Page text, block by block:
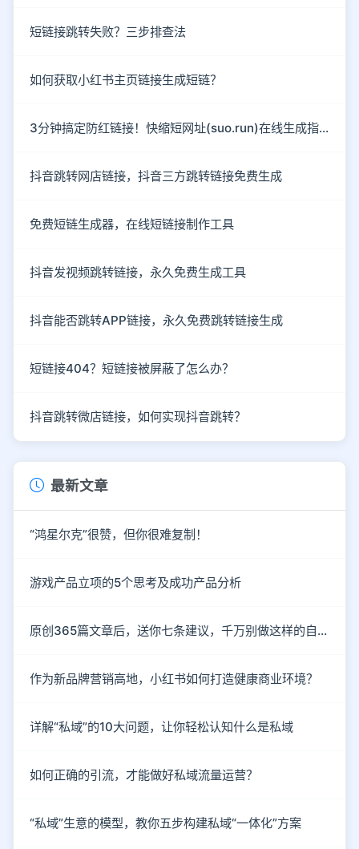
短链接跳转失败？三步排查法
如何获取小红书主页链接生成短链？
3分钟搞定防红链接！快缩短网址(suo.run)在线生成指南
抖音跳转网店链接，抖音三方跳转链接免费生成
免费短链生成器，在线短链接制作工具
抖音发视频跳转链接，永久免费生成工具
抖音能否跳转APP链接，永久免费跳转链接生成
短链接404？短链接被屏蔽了怎么办？
抖音跳转微店链接，如何实现抖音跳转？
最新文章
“鸿星尔克”很赞，但你很难复制！
游戏产品立项的5个思考及成功产品分析
原创365篇文章后，送你七条建议，千万别做这样的自媒体！
作为新品牌营销高地，小红书如何打造健康商业环境？
详解“私域”的10大问题，让你轻松认知什么是私域
如何正确的引流，才能做好私域流量运营？
“私域”生意的模型，教你五步构建私域“一体化”方案